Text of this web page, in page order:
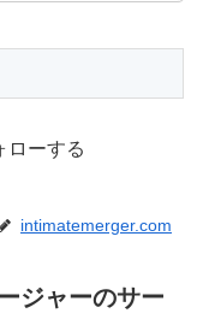
ローする
intimatemerger.com
ジャーのサー